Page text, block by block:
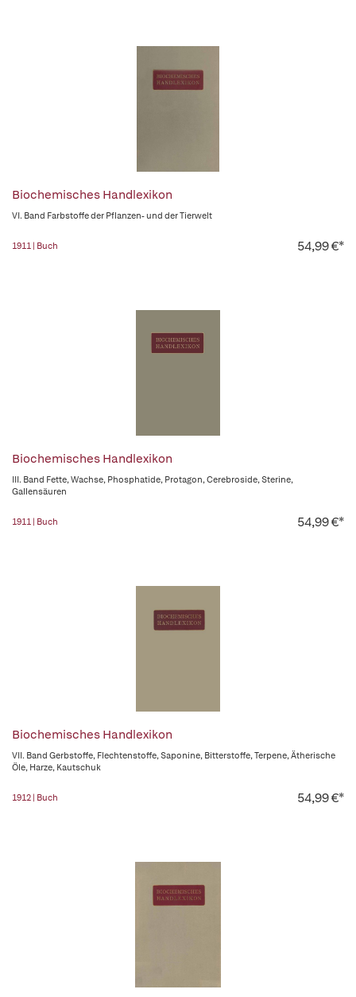
Biochemisches Handlexikon
VI. Band Farbstoffe der Pflanzen- und der Tierwelt
1911 | Buch 54,99 €*
Biochemisches Handlexikon
III. Band Fette, Wachse, Phosphatide, Protagon, Cerebroside, Sterine,
Gallensäuren
1911 | Buch 54,99 €*
Biochemisches Handlexikon
VII. Band Gerbstoffe, Flechtenstoffe, Saponine, Bitterstoffe, Terpene, Ätherische
Öle, Harze, Kautschuk
1912 | Buch 54,99 €*